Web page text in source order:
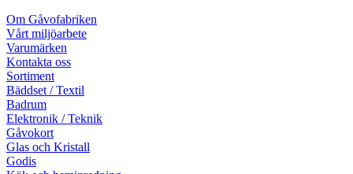
Om Gåvofabriken
Vårt miljöarbete
Varumärken
Kontakta oss
Sortiment
Bäddset / Textil
Badrum
Elektronik / Teknik
Gåvokort
Glas och Kristall
Godis